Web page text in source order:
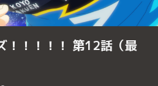
！！！！！ 第12話（最